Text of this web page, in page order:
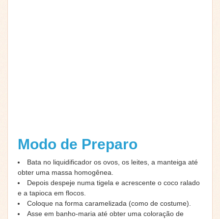
Modo de Preparo
Bata no liquidificador os ovos, os leites, a manteiga até
obter uma massa homogênea.
Depois despeje numa tigela e acrescente o coco ralado
e a tapioca em flocos.
Coloque na forma caramelizada (como de costume).
Asse em banho-maria até obter uma coloração de